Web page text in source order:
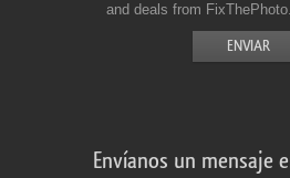
and deals from
Envíanos un mensaje